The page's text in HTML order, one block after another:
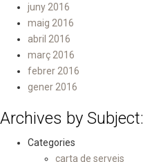
juny 2016
maig 2016
abril 2016
març 2016
febrer 2016
gener 2016
Archives by Subject:
Categories
carta de serveis